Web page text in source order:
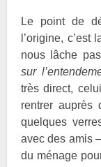
Le point de
l’origine,
nous lâche
sur
très direct,
rentrer auprès
quelques
avec des amis
du ménage